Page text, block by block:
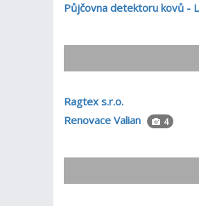
Půjčovna detektoru kovů -
Ragtex s.r.o.
Renovace Valian
4